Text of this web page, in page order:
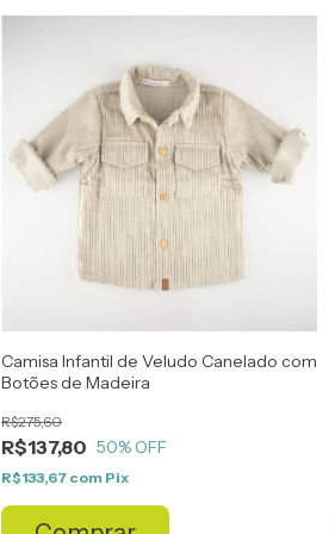
Camisa Infantil de Veludo Canelado com
Botões de Madeira
R$137,80
R$275,60
50% OFF
R$133,67 com Pix